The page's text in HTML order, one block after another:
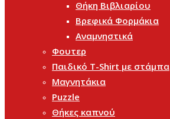
Θήκη Βιβλιαρίου
Βρεφικά Φορμάκια
Αναμνηστικά
Φουτερ
Παιδικό T-Shirt με στάμπα
Μαγνητάκια
Puzzle
Θήκες καπνού